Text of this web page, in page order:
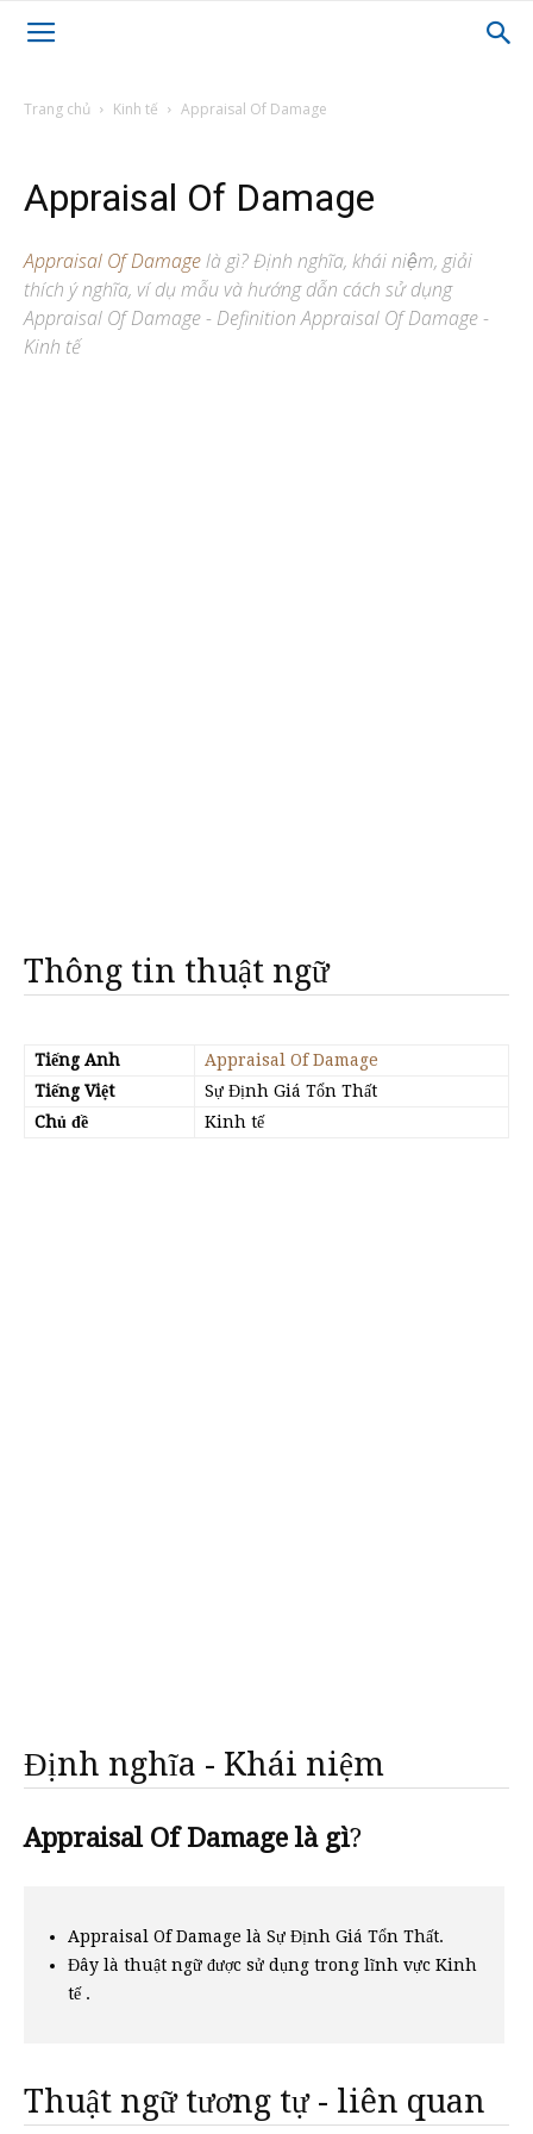
Trang chủ Kinh tế Appraisal Of Damage
Appraisal Of Damage
Appraisal Of Damagelà gì? Định nghĩa, khái niệm, giải
thích ý nghĩa, ví dụ mẫu và hướng dẫn cách sử dụng
Appraisal Of Damage - Definition Appraisal Of Damage -
Kinh tế
Thông tin thuật ngữ
Tiếng Anh
Appraisal Of Damage
Tiếng Việt
Sự Định Giá Tổn Thất
Chủ đề
Kinh tế
Định nghĩa - Khái niệm
Appraisal Of Damage là gì?
Appraisal Of Damage là Sự Định Giá Tổn Thất.
Đây là thuật ngữ được sử dụng trong lĩnh vực Kinh
tế .
Thuật ngữ tương tự - liên quan